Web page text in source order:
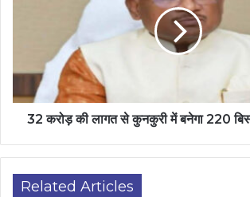
32 करोड़ की लागत से कुनकुरी में बनेगा 220
Related Articles